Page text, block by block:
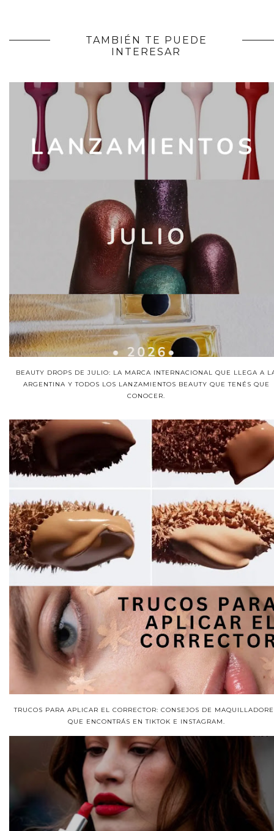
TAMBIÉN TE PUEDE
INTERESAR
BEAUTY DROPS DE JULIO: LA MARCA INTERNACIONAL QUE LLEGA A
ARGENTINA Y TODOS LOS LANZAMIENTOS BEAUTY QUE TENÉS QUE
CONOCER.
TRUCOS PARA APLICAR EL CORRECTOR: CONSEJOS DE
QUE ENCONTRÁS EN TIKTOK E INSTAGRAM.